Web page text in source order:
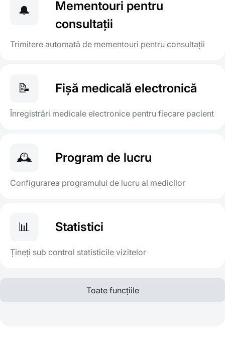
🔔
Mementouri pentru
consultații
Trimitere automată de mementouri pentru consultații
📝 Fișă medicală electronică
Înregistrări medicale electronice pentru fiecare pacient
🕰️ Program de lucru
Configurarea programului de lucru al medicilor
📊 Statistici
Țineți sub control statisticile vizitelor
Toate funcțiile